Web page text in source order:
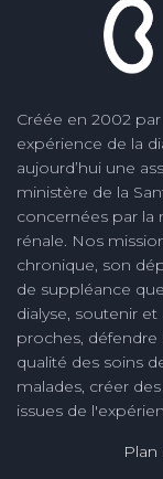
Créée en 2002
expérience de la
aujourd’hui une
ministère de la
concernées par la
rénale. Nos
chronique, son
de suppléance
dialyse, soutenir
proches, défendre
qualité des soins
malades, créer
issues de
Plan